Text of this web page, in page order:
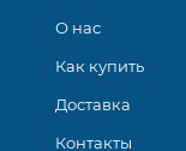
О нас
Как купить
Доставка
Контакты